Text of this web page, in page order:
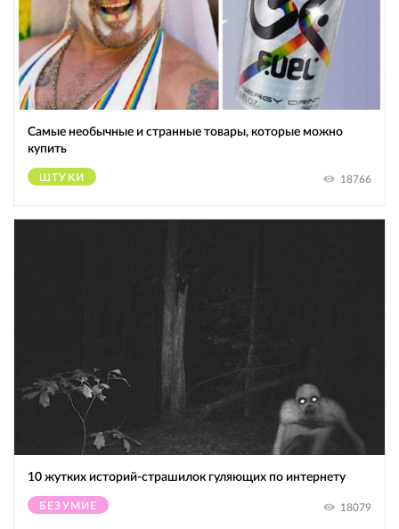
Самые необычные и странные товары, которые можно
купить
ШТУКИ 18766
10 жутких историй-страшилок гуляющих по интернету
БЕЗУМИЕ 18079